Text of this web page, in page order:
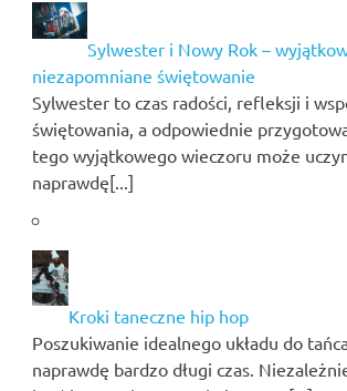
Sylwester i Nowy Rok –
niezapomniane świętowanie
Sylwester to czas radości, refleksji i
świętowania, a odpowiednie
tego wyjątkowego wieczoru może
naprawdę[...]
Kroki taneczne hip hop
Poszukiwanie idealnego układu do
naprawdę bardzo długi czas.